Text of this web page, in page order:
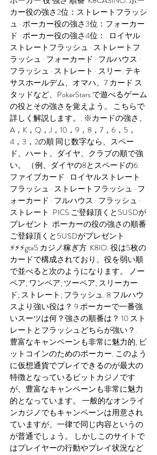
カー役の強さ2位：ストレートフラッシ
ュ · ポーカー役の強さ3位：フォーカー
ド · ポーカー役の強さ4位：. ロイヤル
ストレートフラッシュ · ストレートフ
ラッシュ · フォーカード · フルハウス ·
フラッシュ · ストレート · スリー. テキ
サスホールデム、オマハ、7 カード ス
タッドなど、PokerStars で遊べるゲーム
の役とその強さを覚えよう。 こちらで
詳しく解説します。. ※カードの強さ、
A，K，Q，J，10，9，8，7，6，5，
4，3，2の順 同じ数字なら、スペー
ド、ハート、ダイヤ、クラブの順で強
い。 （例、ダイヤの8とスペードの6.
ファイブカード · ロイヤルストレート
フラッシュ · ストレートフラッシュ · フ
ォーカード · フルハウス · フラッシュ ·
ストレート. PICS ご登録頂くと5USDが
プレゼント  ポーカーの役の強さの順番
ご登録頂くと5USDがプレゼント
⚡⚡⚡gta5 カジノ稼ぎ方  K8IO. 役は5枚の
カードで構成されており、役を弱い順
で並べると次のようになります。 ノー
ペア; ワンペア; ツーペア; スリーカー
ド; ストレート; フラッシュ. 8 フルハウ
スより強い役は？ 9 ポーカーで一番強
いスーツは何？強さの順番は？ 10 スト
レートとフラッシュどちらが強い？.
豊富なキャンペーンも非常に魅力的, ビ
ットコインのためのポーカー. このよう
に仮想通貨でプレイできるのが最大の
特徴となっているビットカジノです
が、豊富なキャンペーンも非常に魅力
的となっています。 一般的なオンライ
ンカジノでもキャンペーンは用意され
ていますが、一律で同じ内容というの
が普通でしょう。 しかしこのサイトで
はプレイヤーの行動やプレイ状況など